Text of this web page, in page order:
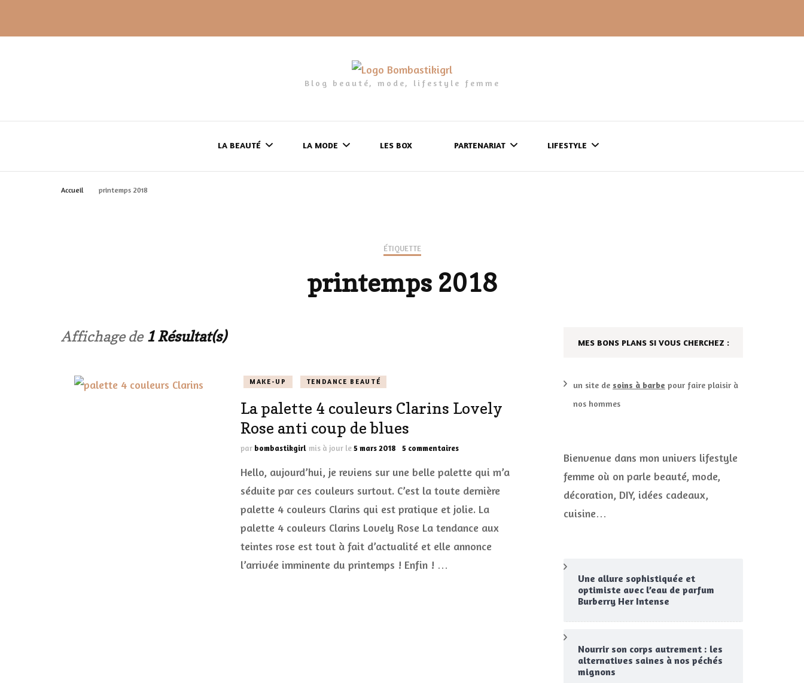
Blog beauté, mode, lifestyle femme
LA BEAUTÉ
LES GELS-DOUCHE
LES DÉOS
MAKE-UP
LA VIE PLUS SIMPLE…
ACCESSOIRES BIEN
PRATIQUES
LA MODE
LES ACCESSOIRES
LES BOX PARTENARIAT LIFESTYLE
DIY ET CUISINE
LES CALENDRIERS DE
VIE PRATIQUE
JEUX CONCOURS
Accueil printemps 2018
ÉTIQUETTE
printemps 2018
Affichage de 1 Résultat(s)
MAKE-UP TENDANCE BEAUTÉ
La palette 4 couleurs Clarins Lovely
Rose anti coup de blues
par bombastikgirl mis à jour le5 mars 2018 5 commentairessur
palette
couleurs
Clarins
Rose
anti
Hello, aujourd’hui, je reviens sur une belle palette qui m’a
séduite par ces couleurs surtout. C’est la toute dernière
palette 4 couleurs Clarins qui est pratique et jolie. La
palette 4 couleurs Clarins Lovely Rose La tendance aux
teintes rose est tout à fait d’actualité et elle annonce
l’arrivée imminente du printemps ! Enfin ! …
MES BONS PLANS SI VOUS CHERCHEZ :
un site de soins à barbe pour faire plaisir à
nos hommes
Bienvenue dans mon univers lifestyle
femme où on parle beauté, mode,
décoration, DIY, idées cadeaux,
cuisine…
Une allure sophistiquée et
optimiste avec l’eau de parfum
Burberry Her Intense
Nourrir son corps autrement : les
alternatives saines à nos péchés
mignons